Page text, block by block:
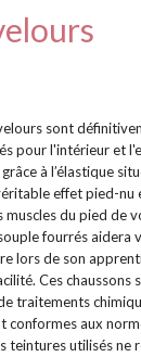
sont
pour l'intérieur et
à l’élastique
effet pied-nu
du pied de
fourrés aidera
lors de son
Ces chaussons
traitements
conformes aux
teintures utilisés ne